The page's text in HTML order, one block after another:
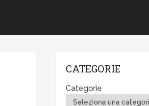
CATEGORIE
Categorie